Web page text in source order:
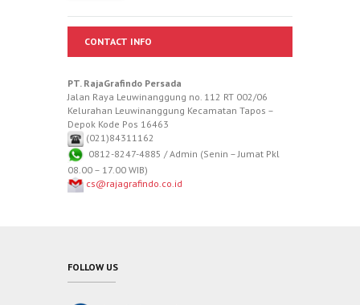
CONTACT INFO
PT. RajaGrafindo Persada
Jalan Raya Leuwinanggung no. 112 RT 002/06
Kelurahan Leuwinanggung Kecamatan Tapos –
Depok Kode Pos 16463
(021)84311162
0812-8247-4885 / Admin (Senin – Jumat Pkl
08.00 – 17.00 WIB)
cs@rajagrafindo.co.id
FOLLOW US